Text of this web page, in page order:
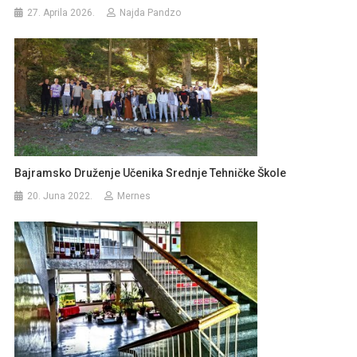
27. Aprila 2026. Najda Pandzo
Bajramsko Druženje Učenika Srednje Tehničke Škole
20. Juna 2022. Mernes